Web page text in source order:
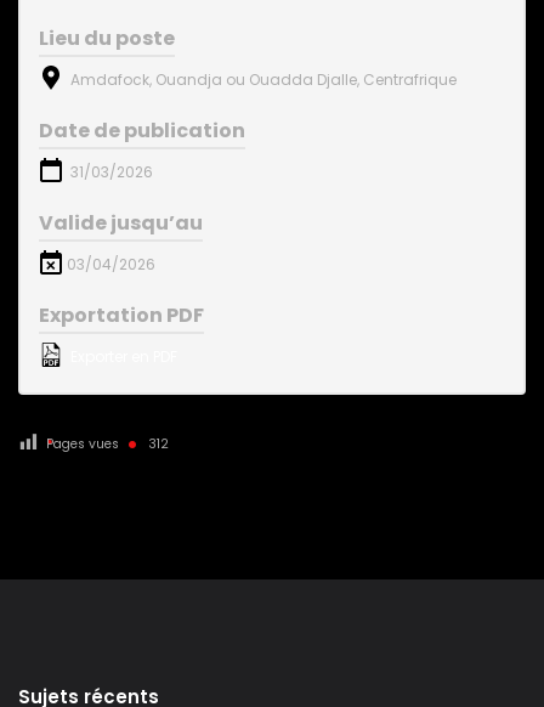
Lieu du poste
Amdafock, Ouandja ou Ouadda Djalle, Centrafrique
Date de publication
31/03/2026
Valide jusqu’au
03/04/2026
Exportation PDF
Pages vues 312
Sujets récents